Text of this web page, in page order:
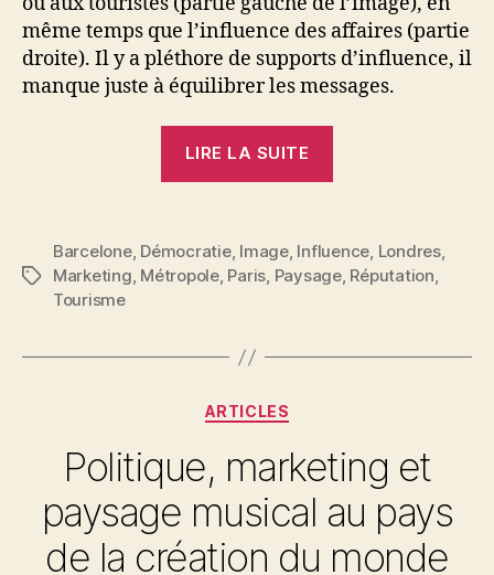
même temps que l’influence des affaires (partie
droite). Il y a pléthore de supports d’influence, il
manque juste à équilibrer les messages.
LIRE LA SUITE
pub
»,
? »
Étiquettes
Barcelone, Démocratie, Image, Influence, Londres,
Marketing, Métropole, Paris, Paysage, Réputation,
Tourisme
Catégories
ARTICLES
Politique, marketing et
paysage musical au pays
de la création du monde